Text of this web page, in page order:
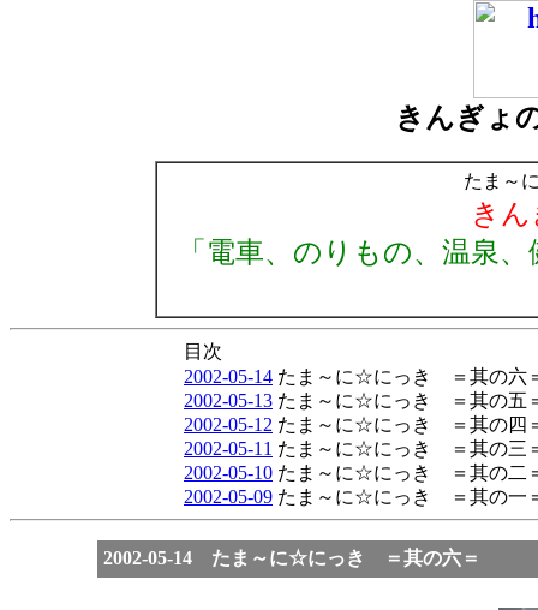
きんぎょ
たま～
き
「電車、のりもの、温泉
目次
2002-05-14 たま～に☆にっき ＝其の六
2002-05-13 たま～に☆にっき ＝其の
2002-05-12 たま～に☆にっき ＝其の四
2002-05-11 たま～に☆にっき ＝其の三
2002-05-10 たま～に☆にっき ＝其の
2002-05-09 たま～に☆にっき ＝其の一
2002-05-14 たま～に☆にっき ＝其の六＝